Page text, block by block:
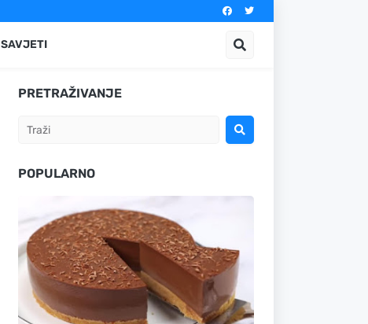
SAVJETI
PRETRAŽIVANJE
POPULARNO